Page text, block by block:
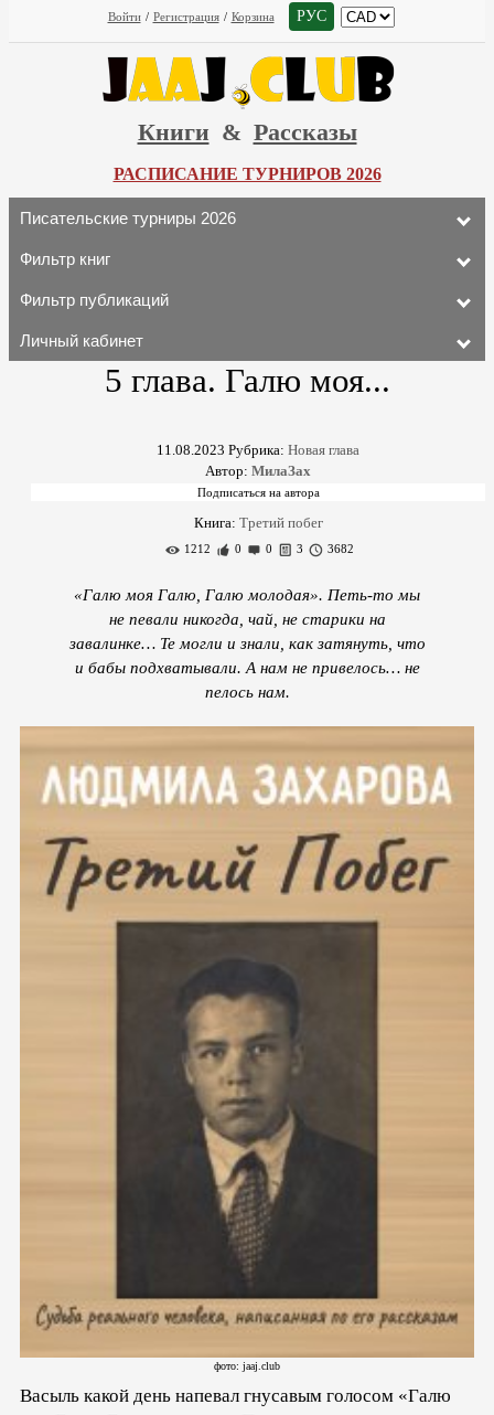
Войти / Регистрация / Корзина РУС
Книги & Рассказы
РАСПИСАНИЕ ТУРНИРОВ 2026
Писательские турниры 2026
Фильтр книг
Фильтр публикаций
Личный кабинет
5 глава. Галю моя...
11.08.2023 Рубрика: Новая глава
Автор: МилаЗах
Книга: Третий побег
1212 0 0 3 3682
«Галю моя Галю, Галю молодая». Петь-то мы
не певали никогда, чай, не старики на
завалинке… Те могли и знали, как затянуть, что
и бабы подхватывали. А нам не привелось… не
пелось нам.
фото: jaaj.club
Васыль какой день напевал гнусавым голосом «Галю